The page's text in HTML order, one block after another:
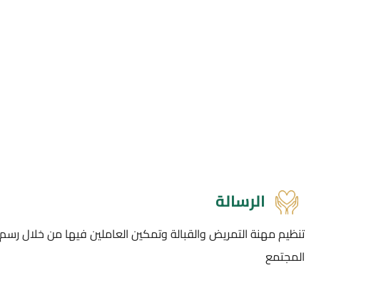
الرسالة
تنظيم مهنة التمريض والقبالة وتمكين العاملين فيها من خلال
المجتمع